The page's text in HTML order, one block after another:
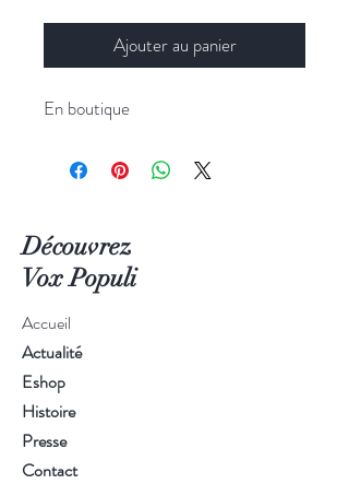
Ajouter au panier
En boutique
Découvrez
Vox Populi
Accueil
Actualité
Eshop
Histoire
Presse
Contact